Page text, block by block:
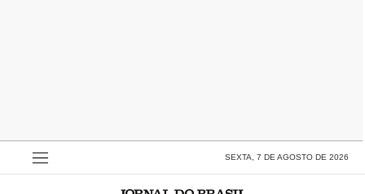
SEXTA, 7 DE AGOSTO DE 2026